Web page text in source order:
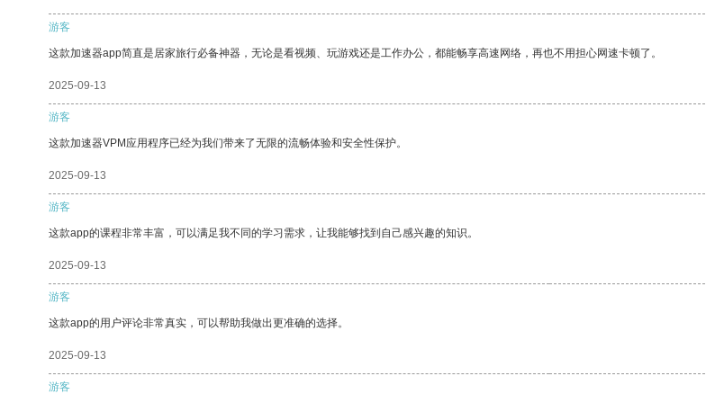
游客
这款加速器app简直是居家旅行必备神器，无论是看视频、玩游戏还是工作办公，都能畅享高速网络，再也不用担心网速卡顿了。
2025-09-13
游客
这款加速器VPM应用程序已经为我们带来了无限的流畅体验和安全性保护。
2025-09-13
游客
这款app的课程非常丰富，可以满足我不同的学习需求，让我能够找到自己感兴趣的知识。
2025-09-13
游客
这款app的用户评论非常真实，可以帮助我做出更准确的选择。
2025-09-13
游客